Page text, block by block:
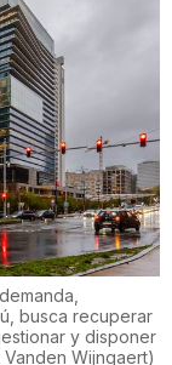
busca recuperar
y disponer
Vanden Wijngaert)